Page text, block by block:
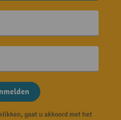
gaat u akkoord met het